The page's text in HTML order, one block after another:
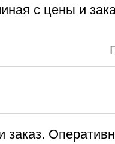
с цены и
заказ.